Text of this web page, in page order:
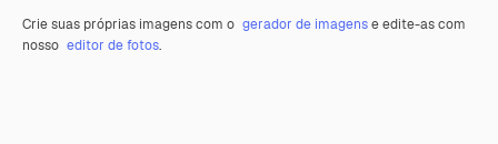
Crie suas próprias imagens com o gerador de imagense edite-as com
nosso editor de fotos.